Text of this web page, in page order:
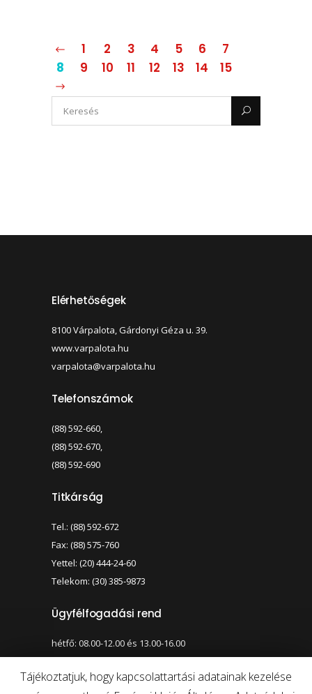
1 2 3 4 5 6
7
8
9 10 11 12 13 14 15
Elérhetőségek
8100 Várpalota, Gárdonyi Géza u. 39.
www.varpalota.hu
varpalota@varpalota.hu
Telefonszámok
(88) 592-660,
(88) 592-670,
(88) 592-690
Titkárság
Tel.: (88) 592-672
Fax: (88) 575-760
Yettel: (20) 444-24-60
Telekom: (30) 385-9873
Ügyfélfogadási rend
hétfő: 08.00-12.00 és 13.00-16.00
szerda: 08.00-12.00 és 13.00-17.00
Tájékoztatjuk, hogy kapcsolattartási adatainak kezelése